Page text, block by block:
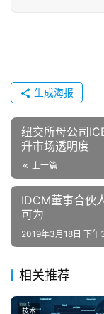
生成海报
纽交所母公司
升市场透明度
上一篇
IDCM董事合伙
可为
2019年3月18日 下午
相关推荐
技术